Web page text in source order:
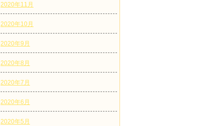
2020年11月
2020年10月
2020年9月
2020年8月
2020年7月
2020年6月
2020年5月